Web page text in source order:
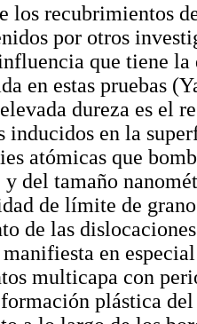
los recubrimientos
por otros
que tiene
en estas pruebas
dureza es el
inducidos en la
atómicas que
del tamaño
de límite de
de las
en
multicapa con
plástica